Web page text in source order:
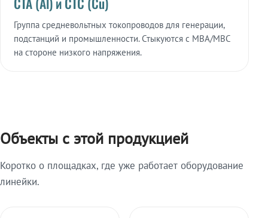
Группа средневольтных токопроводов для генерации,
подстанций и промышленности. Стыкуются с МВА/МВС
на стороне низкого напряжения.
Объекты с этой продукцией
Коротко о площадках, где уже работает оборудование
линейки.